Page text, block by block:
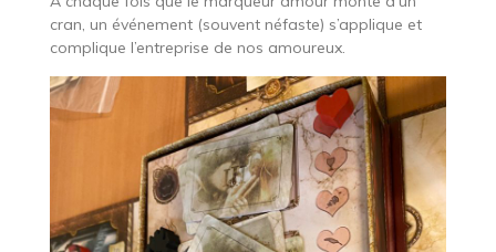
cran, un événement (souvent néfaste) s’applique et
complique l’entreprise de nos amoureux.